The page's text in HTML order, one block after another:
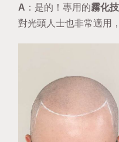
A ：是的！專用的霧化
對光頭人士也非常適用